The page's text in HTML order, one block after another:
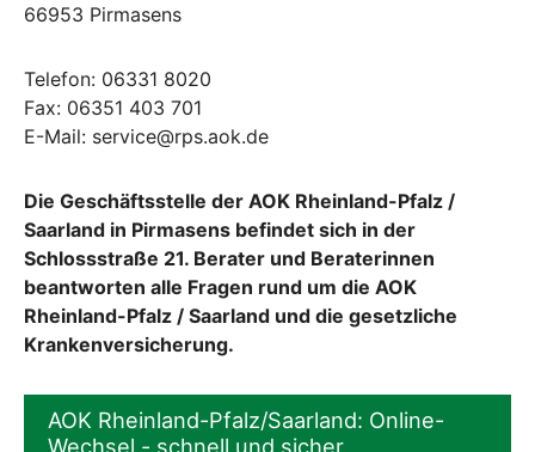
66953 Pirmasens
Telefon: 06331 8020
Fax: 06351 403 701
E-Mail: service@rps.aok.de
Die Geschäftsstelle der AOK Rheinland-Pfalz /
Saarland in Pirmasens befindet sich in der
Schlossstraße 21. Berater und Beraterinnen
beantworten alle Fragen rund um die AOK
Rheinland-Pfalz / Saarland und die gesetzliche
Krankenversicherung.
AOK Rheinland-Pfalz/Saarland: Online-
Wechsel - schnell und sicher